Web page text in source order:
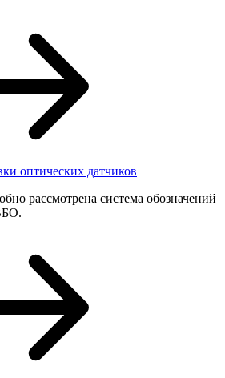
оптических датчиков
рассмотрена система обозначений